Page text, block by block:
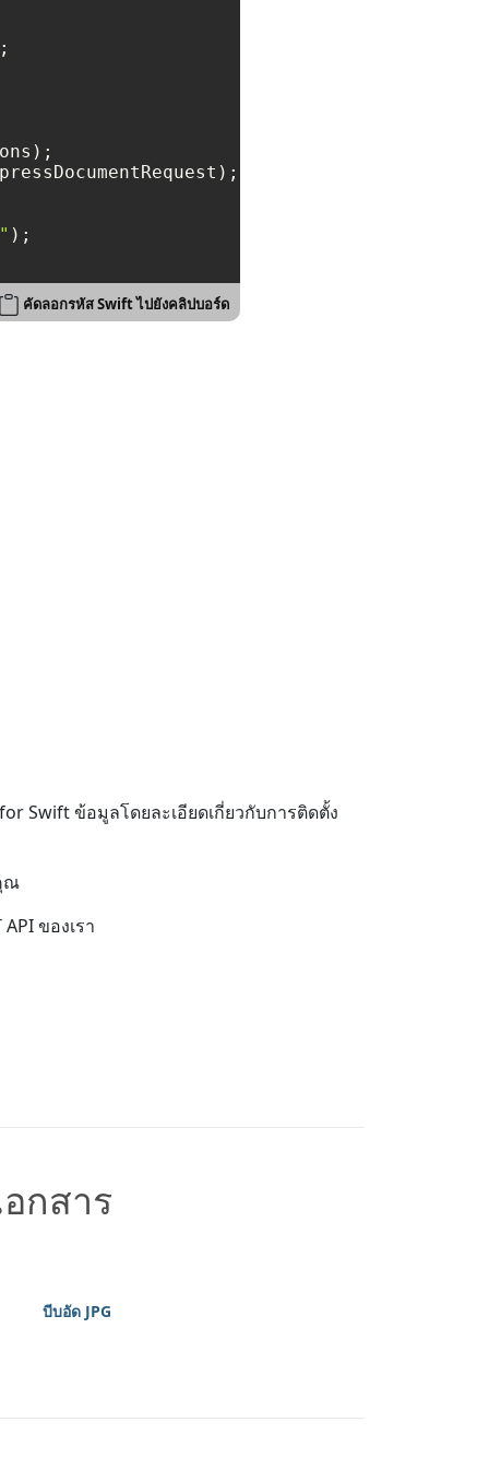
คัดลอกรหัส Swift ไปยังคลิปบอร์ด
Swift ข้อมูลโดยละเอียดเกี่ยวกับการติดตั้ง
ณ
ของเรา
กสาร
บีบอัด JPG